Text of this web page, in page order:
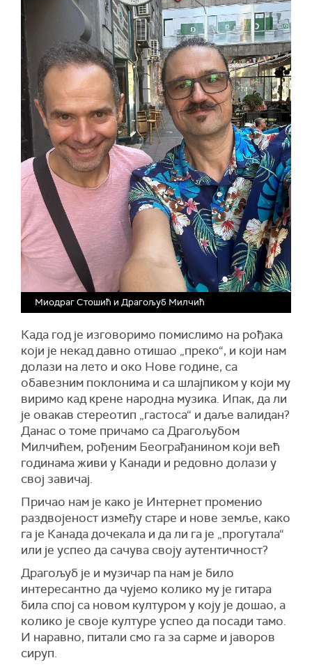
Миодраг Стошић и Драгољуб Милчић
Када год је изговоримо помислимо на рођака
који је некад давно отишао „преко“, и који нам
долази на лето и око Нове године, са
обавезним поклонима и са шлајпиком у који му
виримо кад крене народна музика. Ипак, да ли
је овакав стереотип „гастоса“ и даље валидан?
Данас о томе причамо са Драгољубом
Милчићем, рођеним Београђанином који већ
годинама живи у Канади и редовно долази у
свој завичај.
Причао нам је како је Интернет променио
раздвојеност између старе и нове земље, како
га је Канада дочекала и да ли га је „прогутала“
или је успео да сачува своју аутентичност?
Драгољуб је и музичар па нам је било
интересантно да чујемо колико му је гитара
била спој са новом културом у коју је дошао, а
колико је своје културе успео да посади тамо.
И наравно, питали смо га за сарме и јаворов
сируп.